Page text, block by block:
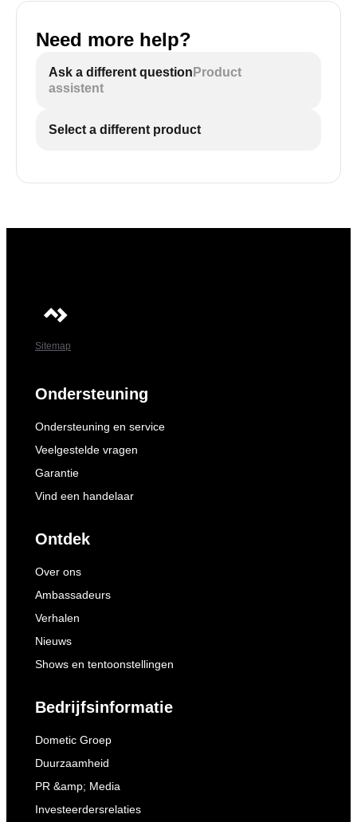
Need more help?
Ask a different question Product
assistent
Select a different product
Sitemap
Ondersteuning
Ondersteuning en service
Veelgestelde vragen
Garantie
Vind een handelaar
Ontdek
Over ons
Ambassadeurs
Verhalen
Nieuws
Shows en tentoonstellingen
Bedrijfsinformatie
Dometic Groep
Duurzaamheid
PR &amp; Media
Investeerdersrelaties